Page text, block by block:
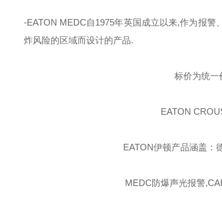
-EATON MEDC自1975年英国成立以来,作为报警
炸风险的区域而设计的产品.
标价为统一
EATON
EATON伊顿产品涵盖：
MEDC防爆声光报警